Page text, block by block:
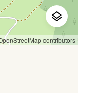
contributors